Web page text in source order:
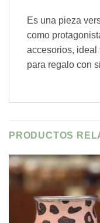
Es una pieza
como
accesorios, ideal
para regalo con
PRODUCTOS